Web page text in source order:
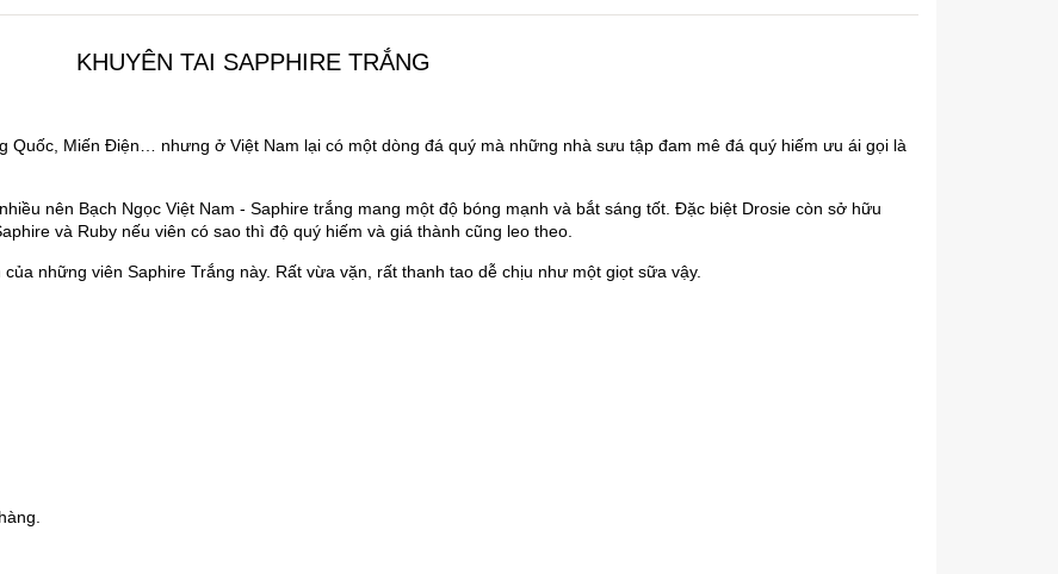
KHUYÊN TAI SAPPHIRE TRẮNG
Quốc, Miến Điện… nhưng ở Việt Nam lại có một dòng đá quý mà những nhà sưu tập đam mê đá quý hiếm ưu ái gọi là
nên Bạch Ngọc Việt Nam - Saphire trắng mang một độ bóng mạnh và bắt sáng tốt. Đặc biệt Drosie còn sở hữu
và Ruby nếu viên có sao thì độ quý hiếm và giá thành cũng leo theo.
những viên Saphire Trắng này. Rất vừa vặn, rất thanh tao dễ chịu như một giọt sữa vậy.